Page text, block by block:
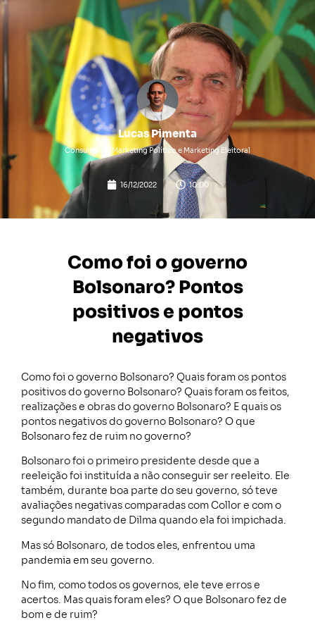
Lucas Pimenta
Consultor de Marketing Político e Marketing Eleitoral
16/12/2022 10:00
Como foi o governo
Bolsonaro? Pontos
positivos e pontos
negativos
Como foi o governo Bolsonaro? Quais foram os pontos
positivos do governo Bolsonaro? Quais foram os feitos,
realizações e obras do governo Bolsonaro? E quais os
pontos negativos do governo Bolsonaro? O que
Bolsonaro fez de ruim no governo?
Bolsonaro foi o primeiro presidente desde que a
reeleição foi instituída a não conseguir ser reeleito. Ele
também, durante boa parte do seu governo, só teve
avaliações negativas comparadas com Collor e com o
segundo mandato de Dilma quando ela foi impichada.
Mas só Bolsonaro, de todos eles, enfrentou uma
pandemia em seu governo.
No fim, como todos os governos, ele teve erros e
acertos. Mas quais foram eles? O que Bolsonaro fez de
bom e de ruim?